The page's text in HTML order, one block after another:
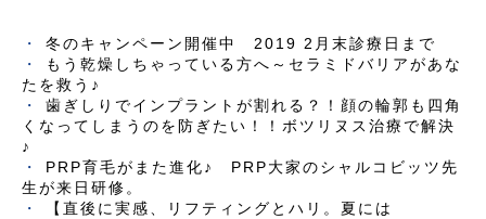
冬のキャンペーン開催中 2019 2月末診療日まで
もう乾燥しちゃっている方へ～セラミドバリアがあな
たを救う♪
歯ぎしりでインプラントが割れる？！顔の輪郭も四角
くなってしまうのを防ぎたい！！ボツリヌス治療で解決
♪
PRP育毛がまた進化♪ PRP大家のシャルコビッツ先
生が来日研修。
【直後に実感、リフティングとハリ。夏には